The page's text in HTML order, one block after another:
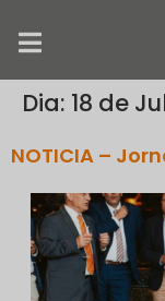
Dia: 18 de
NOTICIA –